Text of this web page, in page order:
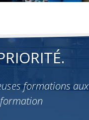
formations aux
formation